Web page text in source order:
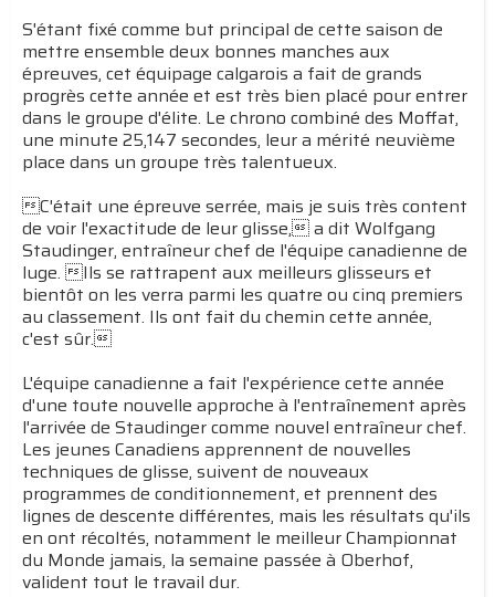
S'étant fixé comme but principal de cette saison de
mettre ensemble deux bonnes manches aux
épreuves, cet équipage calgarois a fait de grands
progrès cette année et est très bien placé pour entrer
dans le groupe d'élite. Le chrono combiné des Moffat,
une minute 25,147 secondes, leur a mérité neuvième
place dans un groupe très talentueux.
C'était une épreuve serrée, mais je suis très content
de voir l'exactitude de leur glisse, a dit Wolfgang
Staudinger, entraîneur chef de l'équipe canadienne de
luge. Ils se rattrapent aux meilleurs glisseurs et
bientôt on les verra parmi les quatre ou cinq premiers
au classement. Ils ont fait du chemin cette année,
c'est sûr.
L'équipe canadienne a fait l'expérience cette année
d'une toute nouvelle approche à l'entraînement après
l'arrivée de Staudinger comme nouvel entraîneur chef.
Les jeunes Canadiens apprennent de nouvelles
techniques de glisse, suivent de nouveaux
programmes de conditionnement, et prennent des
lignes de descente différentes, mais les résultats qu'ils
en ont récoltés, notamment le meilleur Championnat
du Monde jamais, la semaine passée à Oberhof,
valident tout le travail dur.